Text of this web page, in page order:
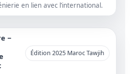
en lien avec l’international.
–
Édition 2025 Maroc Tawjih